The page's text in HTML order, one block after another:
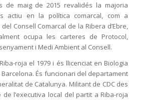
de maig de 2015 revalidés la majoria
actiu en la política comarcal, com a
Consell Comarcal de la Ribera d’Ebre,
ocupa les carteres de Protocol,
i Medi Ambient al Consell.
roja el 1979 i és llicenciat en Biologia
És funcionari del departament
de Catalunya. Militant de CDC des
de l’executiva local del partit a Riba-roja